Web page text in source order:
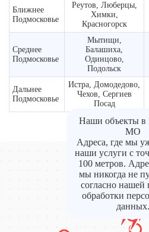
Ближнее
Подмосковье
Реутов, Люберцы,
Химки,
Красногорск
Среднее
Подмосковье
Мытищи,
Балашиха,
Одинцово,
Подольск
Дальнее
Подмосковье
Истра, Домодедово,
Чехов, Сергиев
Посад
Наши объекты в
МО
Адреса, где мы
наши услуги с
100 метров.
мы никогда не
согласно нашей
обработки
данных.